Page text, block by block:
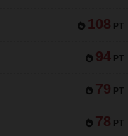
108 PT
94 PT
79 PT
78 PT